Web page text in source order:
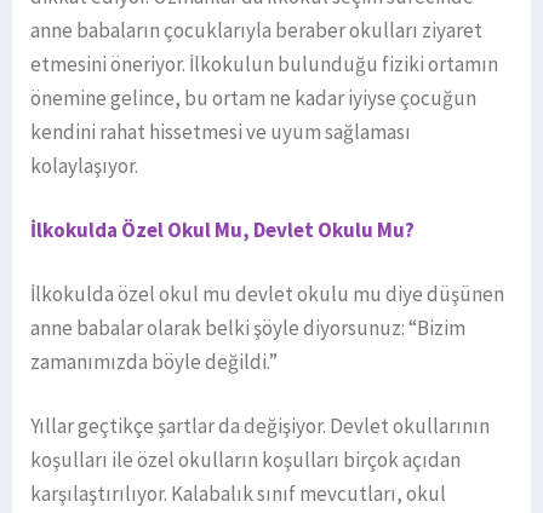
anne babaların çocuklarıyla beraber okulları ziyaret
etmesini öneriyor. İlkokulun bulunduğu fiziki ortamın
önemine gelince, bu ortam ne kadar iyiyse çocuğun
kendini rahat hissetmesi ve uyum sağlaması
kolaylaşıyor.
İlkokulda Özel Okul Mu, Devlet Okulu Mu?
İlkokulda özel okul mu devlet okulu mu diye düşünen
anne babalar olarak belki şöyle diyorsunuz: “Bizim
zamanımızda böyle değildi.”
Yıllar geçtikçe şartlar da değişiyor. Devlet okullarının
koşulları ile özel okulların koşulları birçok açıdan
karşılaştırılıyor. Kalabalık sınıf mevcutları, okul